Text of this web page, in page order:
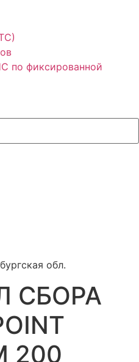
по фиксированной
обл.
СБОРА
200